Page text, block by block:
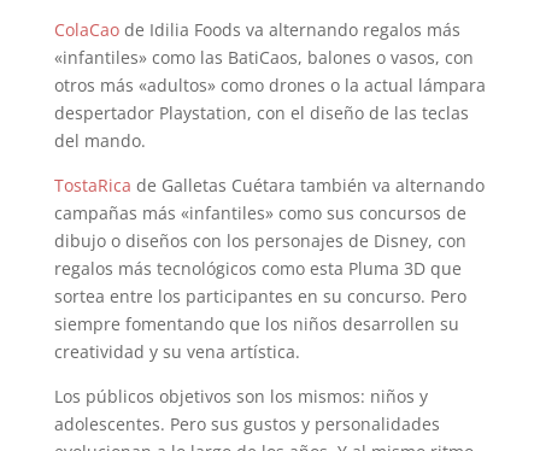
ColaCaode Idilia Foods va alternando regalos más
«infantiles» como las BatiCaos, balones o vasos, con
otros más «adultos» como drones o la actual lámpara
despertador Playstation, con el diseño de las teclas
del mando.
TostaRica de Galletas Cuétara también va alternando
campañas más «infantiles» como sus concursos de
dibujo o diseños con los personajes de Disney, con
regalos más tecnológicos como esta Pluma 3D que
sortea entre los participantes en su concurso. Pero
siempre fomentando que los niños desarrollen su
creatividad y su vena artística.
Los públicos objetivos son los mismos: niños y
adolescentes. Pero sus gustos y personalidades